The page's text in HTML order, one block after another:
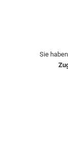
Sie